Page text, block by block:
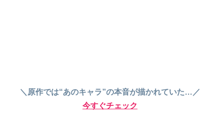
＼原作では“あのキャラ”の本音が描かれていた…／
今すぐチェック